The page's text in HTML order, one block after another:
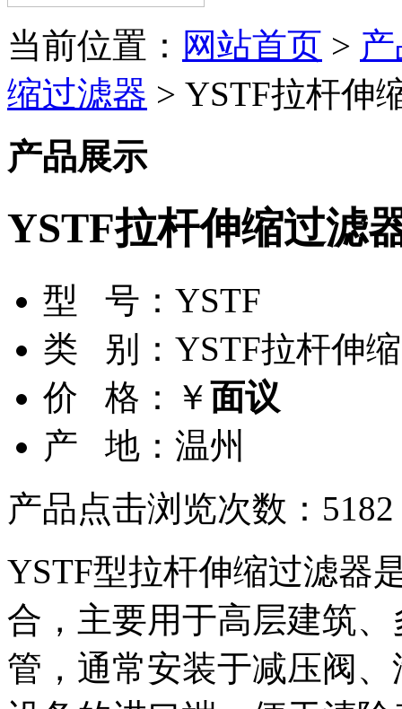
当前位置： 网站首页 >
缩过滤器 > YSTF拉杆伸
产品展示
YSTF拉杆伸缩过滤
型 号： YSTF
类 别： YSTF拉杆伸
价 格：
￥面议
产 地： 温州
产品点击浏览次数：5182
YSTF型拉杆伸缩过滤器
合，主要用于高层建筑
管，通常安装于减压阀